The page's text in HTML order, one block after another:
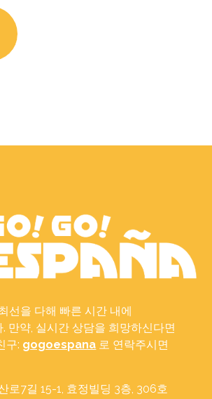
선을 다해 빠른 시간 내에
만약, 실시간 상담을 희망하신다면
구: gogoespana 로 연락주시면
로7길 15-1, 효정빌딩 3층, 306호